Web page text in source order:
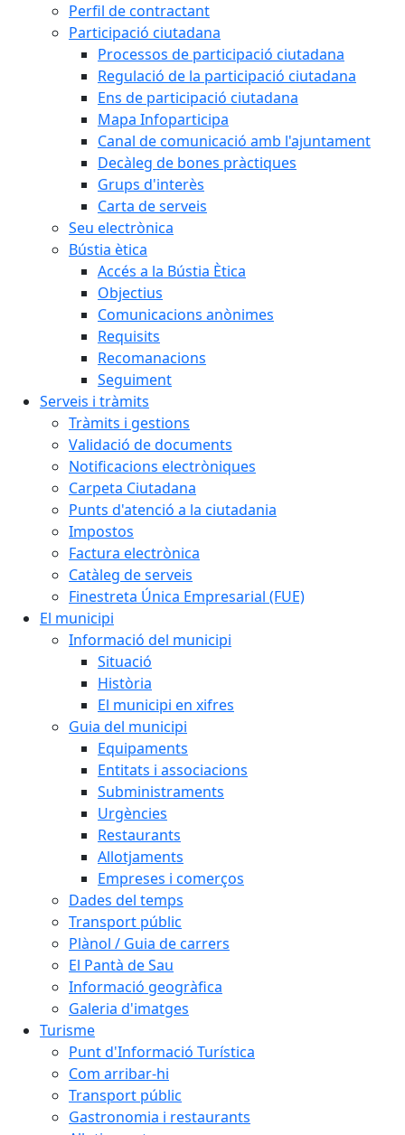
Perfil de contractant
Participació ciutadana
Processos de participació ciutadana
Regulació de la participació ciutadana
Ens de participació ciutadana
Mapa Infoparticipa
Canal de comunicació amb l'ajuntament
Decàleg de bones pràctiques
Grups d'interès
Carta de serveis
Seu electrònica
Bústia ètica
Accés a la Bústia Ètica
Objectius
Comunicacions anònimes
Requisits
Recomanacions
Seguiment
Serveis i tràmits
Tràmits i gestions
Validació de documents
Notificacions electròniques
Carpeta Ciutadana
Punts d'atenció a la ciutadania
Impostos
Factura electrònica
Catàleg de serveis
Finestreta Única Empresarial (FUE)
El municipi
Informació del municipi
Situació
Història
El municipi en xifres
Guia del municipi
Equipaments
Entitats i associacions
Subministraments
Urgències
Restaurants
Allotjaments
Empreses i comerços
Dades del temps
Transport públic
Plànol / Guia de carrers
El Pantà de Sau
Informació geogràfica
Galeria d'imatges
Turisme
Punt d'Informació Turística
Com arribar-hi
Transport públic
Gastronomia i restaurants